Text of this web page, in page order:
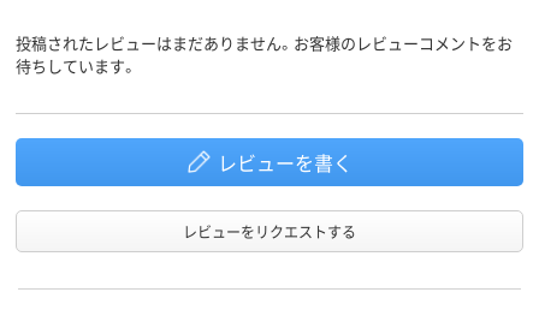
アスクル
スコア
投稿されたレビューはまだありません。お客様のレビューコメントをお
待ちしています。
レビューを書く
レビューをリクエストする